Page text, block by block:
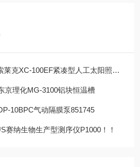
克XC-100EF紧凑型人工太阳照明灯
京理化MG-3100铝块恒温槽
10BPC气动隔膜泵851745
赛纳生物生产型测序仪P1000！！